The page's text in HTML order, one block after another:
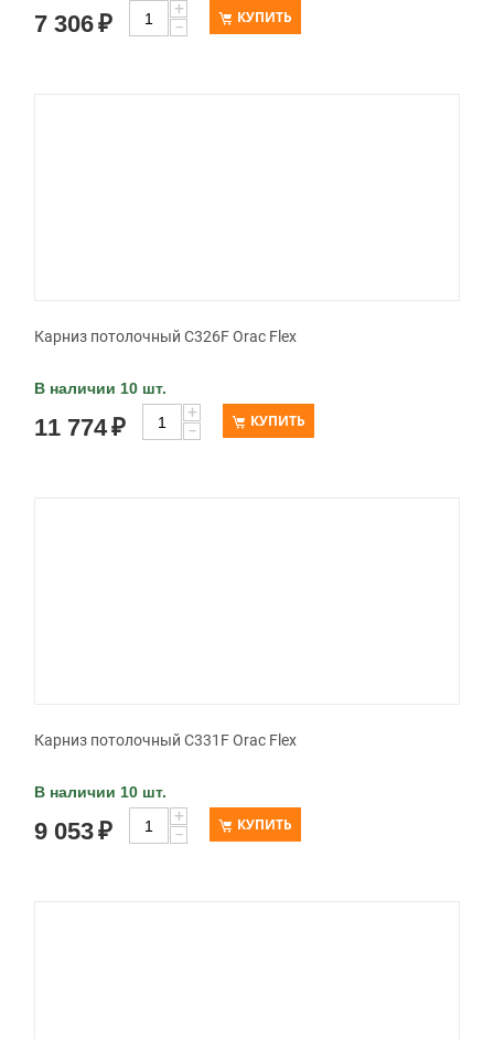
7 306₽
+
−
КУПИТЬ
Карниз потолочный C326F Orac Flex
В наличии 10 шт.
11 774₽
+
−
КУПИТЬ
Карниз потолочный C331F Orac Flex
В наличии 10 шт.
9 053₽
+
−
КУПИТЬ